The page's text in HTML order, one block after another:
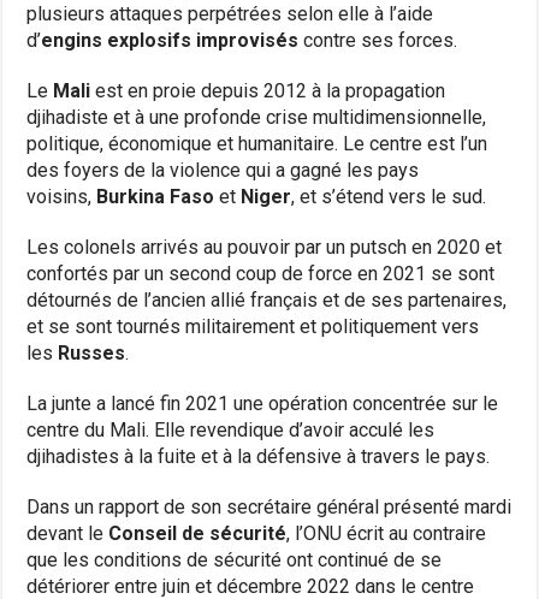
plusieurs attaques perpétrées selon elle à l’aide
d’engins explosifs improvisés contre ses forces.
Le Mali est en proie depuis 2012 à la propagation
djihadiste et à une profonde crise multidimensionnelle,
politique, économique et humanitaire. Le centre est l’un
des foyers de la violence qui a gagné les pays
voisins, Burkina Faso et Niger, et s’étend vers le sud.
Les colonels arrivés au pouvoir par un putsch en 2020 et
confortés par un second coup de force en 2021 se sont
détournés de l’ancien allié français et de ses partenaires,
et se sont tournés militairement et politiquement vers
les Russes.
La junte a lancé fin 2021 une opération concentrée sur le
centre du Mali. Elle revendique d’avoir acculé les
djihadistes à la fuite et à la défensive à travers le pays.
Dans un rapport de son secrétaire général présenté mardi
devant le Conseil de sécurité, l’ONU écrit au contraire
que les conditions de sécurité ont continué de se
détériorer entre juin et décembre 2022 dans le centre